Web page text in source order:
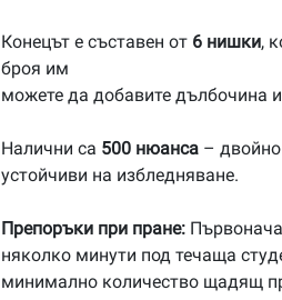
Конецът е съставен от 6 нишки,
броя им
можете да добавите дълбочина
Налични са 500 нюанса – двойно
устойчиви на избледняване.
Препоръки при пране:
няколко минути под течаща
минимално количество щадящ